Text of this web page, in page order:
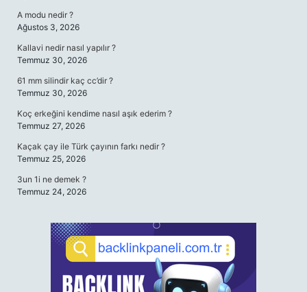
A modu nedir ?
Ağustos 3, 2026
Kallavi nedir nasıl yapılır ?
Temmuz 30, 2026
61 mm silindir kaç cc’dir ?
Temmuz 30, 2026
Koç erkeğini kendime nasıl aşık ederim ?
Temmuz 27, 2026
Kaçak çay ile Türk çayının farkı nedir ?
Temmuz 25, 2026
3un 1i ne demek ?
Temmuz 24, 2026